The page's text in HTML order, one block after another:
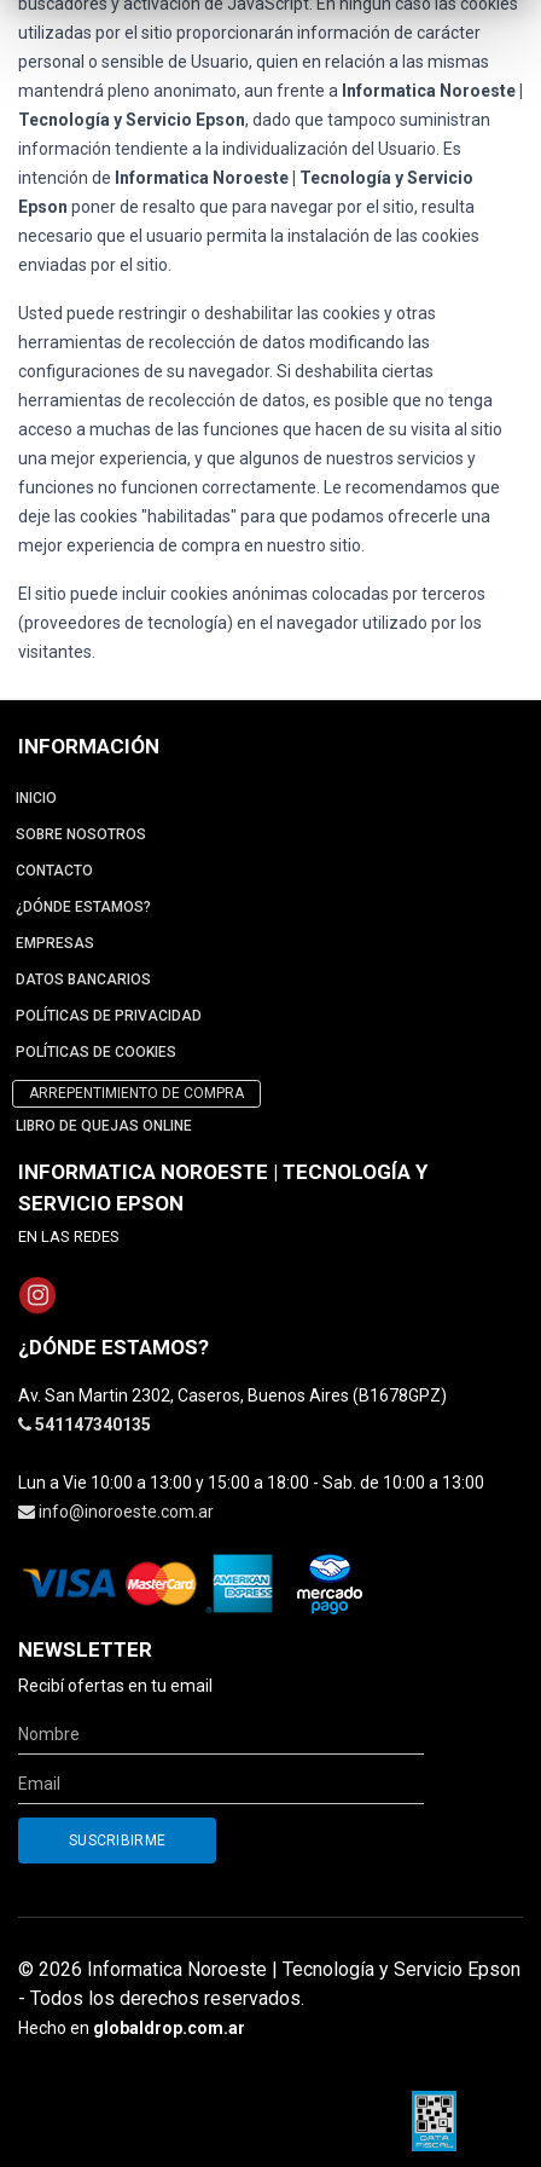
utilizadas por el sitio proporcionarán información de carácter
personal o sensible de Usuario, quien en relación a las mismas
mantendrá pleno anonimato, aun frente a Informatica Noroeste |
Tecnología y Servicio Epson, dado que tampoco suministran
información tendiente a la individualización del Usuario. Es
intención de Informatica Noroeste | Tecnología y Servicio
Epson poner de resalto que para navegar por el sitio, resulta
necesario que el usuario permita la instalación de las cookies
enviadas por el sitio.
Usted puede restringir o deshabilitar las cookies y otras
herramientas de recolección de datos modificando las
configuraciones de su navegador. Si deshabilita ciertas
herramientas de recolección de datos, es posible que no tenga
acceso a muchas de las funciones que hacen de su visita al sitio
una mejor experiencia, y que algunos de nuestros servicios y
funciones no funcionen correctamente. Le recomendamos que
deje las cookies "habilitadas" para que podamos ofrecerle una
mejor experiencia de compra en nuestro sitio.
El sitio puede incluir cookies anónimas colocadas por terceros
(proveedores de tecnología) en el navegador utilizado por los
visitantes.
INFORMACIÓN
INICIO
SOBRE NOSOTROS
CONTACTO
¿DÓNDE ESTAMOS?
EMPRESAS
DATOS BANCARIOS
POLÍTICAS DE PRIVACIDAD
POLÍTICAS DE COOKIES
ARREPENTIMIENTO DE COMPRA
LIBRO DE QUEJAS ONLINE
INFORMATICA NOROESTE | TECNOLOGÍA Y
SERVICIO EPSON
EN LAS REDES
¿DÓNDE ESTAMOS?
Av. San Martin 2302, Caseros, Buenos Aires (B1678GPZ)
541147340135
Lun a Vie 10:00 a 13:00 y 15:00 a 18:00 - Sab. de 10:00 a 13:00
info@inoroeste.com.ar
NEWSLETTER
Recibí ofertas en tu email
© 2026 Informatica Noroeste | Tecnología y Servicio Epson
- Todos los derechos reservados.
Hecho en globaldrop.com.ar